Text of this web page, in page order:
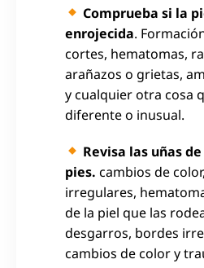
Comprueba si la
enrojecida.
cortes, hematomas,
arañazos o grietas,
y cualquier otra cosa
diferente o inusual.
Revisa las uñas
pies. cambios de
irregulares,
de la piel que las
desgarros, bordes
cambios de color y